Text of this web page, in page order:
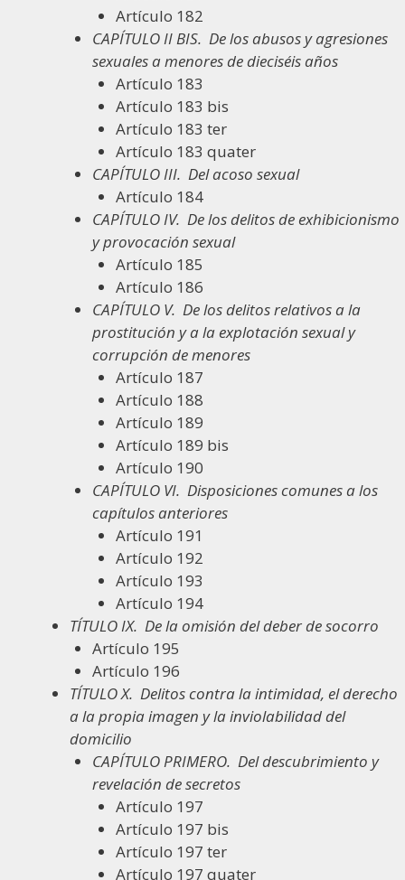
Artículo 182
CAPÍTULO II BIS. De los abusos y agresiones
sexuales a menores de dieciséis años
Artículo 183
Artículo 183 bis
Artículo 183 ter
Artículo 183 quater
CAPÍTULO III. Del acoso sexual
Artículo 184
CAPÍTULO IV. De los delitos de exhibicionismo
y provocación sexual
Artículo 185
Artículo 186
CAPÍTULO V. De los delitos relativos a la
prostitución y a la explotación sexual y
corrupción de menores
Artículo 187
Artículo 188
Artículo 189
Artículo 189 bis
Artículo 190
CAPÍTULO VI. Disposiciones comunes a los
capítulos anteriores
Artículo 191
Artículo 192
Artículo 193
Artículo 194
TÍTULO IX. De la omisión del deber de socorro
Artículo 195
Artículo 196
TÍTULO X. Delitos contra la intimidad, el derecho
a la propia imagen y la inviolabilidad del
domicilio
CAPÍTULO PRIMERO. Del descubrimiento y
revelación de secretos
Artículo 197
Artículo 197 bis
Artículo 197 ter
Artículo 197 quater